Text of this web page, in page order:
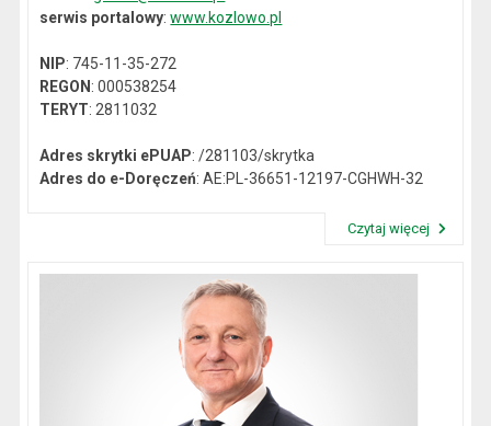
serwis portalowy:www.kozlowo.pl
NIP: 745-11-35-272
REGON: 000538254
TERYT: 2811032
Adres skrytki ePUAP: /281103/skrytka
Adres do e-Doręczeń: AE:PL-36651-12197-CGHWH-32
Czytaj więcej